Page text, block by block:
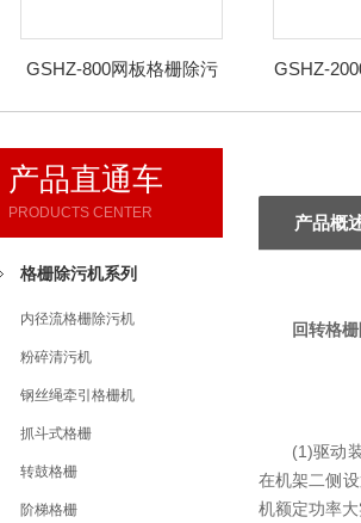
GSHZ-800网板格栅除污
GSHZ-
产品直通车
PRODUCTS CENTER
格栅除污机系列
内径流格栅除污机
粉碎清污机
钢丝绳牵引格栅机
抓斗式格栅
转鼓格栅
阶梯格栅
产品概
回转格
(1)驱动
在机架二侧
机额定功率